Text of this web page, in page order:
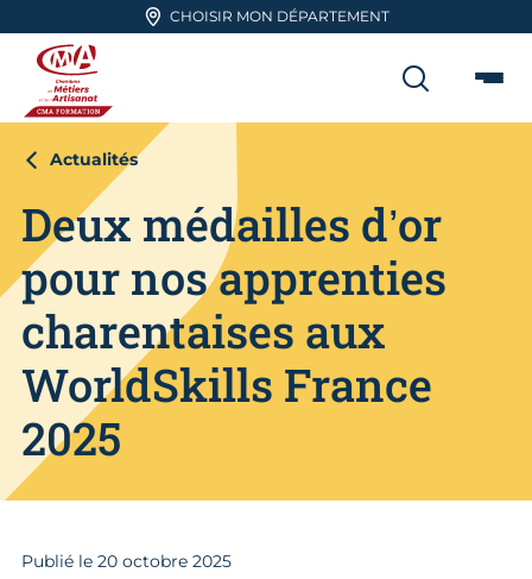
Aller en haut de pageCHOISIR MON DÉPARTEMENT
CMA FORMATION
Actualités
Deux médailles d’or
pour nos apprenties
charentaises aux
WorldSkills France
2025
Publié le 20 octobre 2025